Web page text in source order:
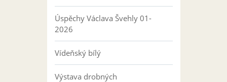
Úspěchy Václava Švehly 01-
2026
Vídeňský bílý
Výstava drobných